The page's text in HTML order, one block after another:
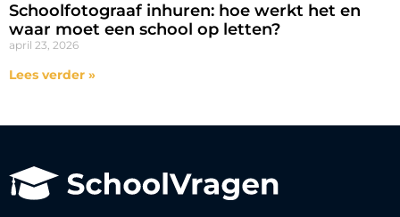
Schoolfotograaf inhuren: hoe werkt het en
waar moet een school op letten?
april 23, 2026
Lees verder »